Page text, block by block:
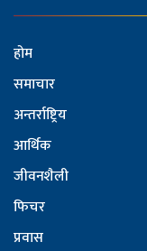
होम
समाचार
अन्तर्राष्ट्रिय
आर्थिक
जीवनशैली
फिचर
प्रवास